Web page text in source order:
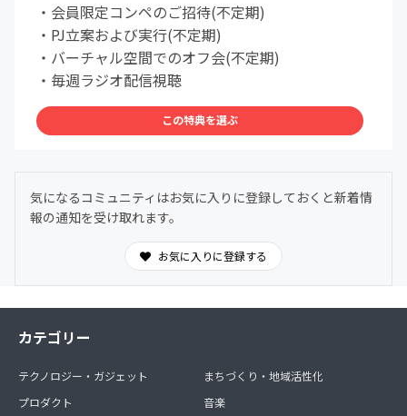
・会員限定コンペのご招待(不定期)
・PJ立案および実行(不定期)
・バーチャル空間でのオフ会(不定期)
・毎週ラジオ配信視聴
この特典を選ぶ
気になるコミュニティはお気に入りに登録しておくと新着情
報の通知を受け取れます。
お気に入りに登録する
カテゴリー
テクノロジー・ガジェット
プロダクト
まちづくり・地域活性化
音楽